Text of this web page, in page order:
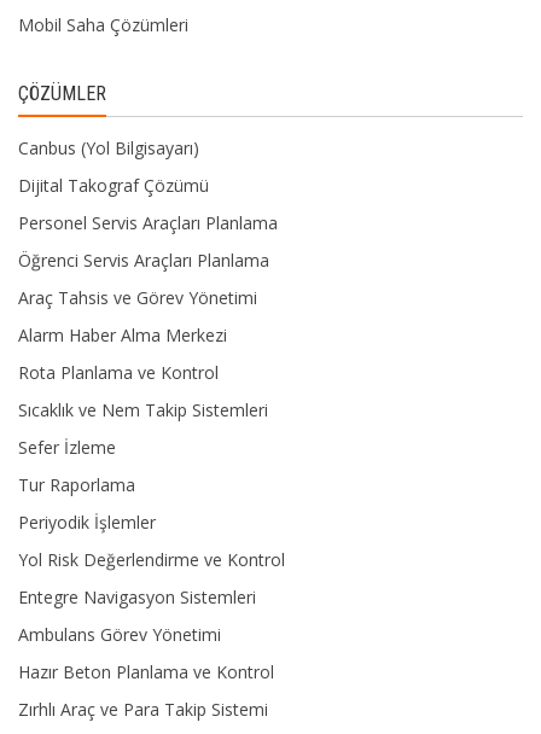
Mobil Saha Çözümleri
ÇÖZÜMLER
Canbus (Yol Bilgisayarı)
Dijital Takograf Çözümü
Personel Servis Araçları Planlama
Öğrenci Servis Araçları Planlama
Araç Tahsis ve Görev Yönetimi
Alarm Haber Alma Merkezi
Rota Planlama ve Kontrol
Sıcaklık ve Nem Takip Sistemleri
Sefer İzleme
Tur Raporlama
Periyodik İşlemler
Yol Risk Değerlendirme ve Kontrol
Entegre Navigasyon Sistemleri
Ambulans Görev Yönetimi
Hazır Beton Planlama ve Kontrol
Zırhlı Araç ve Para Takip Sistemi